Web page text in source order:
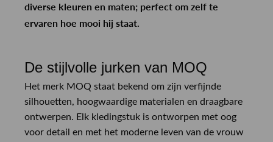
diverse kleuren en maten; perfect om zelf te
ervaren hoe mooi hij staat.
De stijlvolle jurken van MOQ
Het merk MOQ staat bekend om zijn verfijnde
silhouetten, hoogwaardige materialen en draagbare
ontwerpen. Elk kledingstuk is ontworpen met oog
voor detail en met het moderne leven van de vrouw